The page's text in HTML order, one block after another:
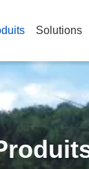
Solutions